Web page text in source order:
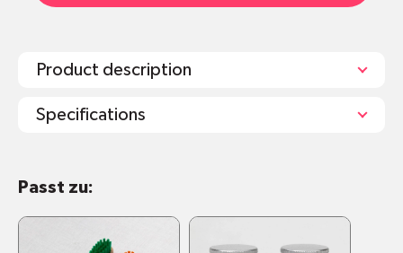
Product description
Specifications
Unterscheidung
Pflanzliche Wachsbeschichtung des
Holzgriffs für einen glatten Schliff und
Passt zu: